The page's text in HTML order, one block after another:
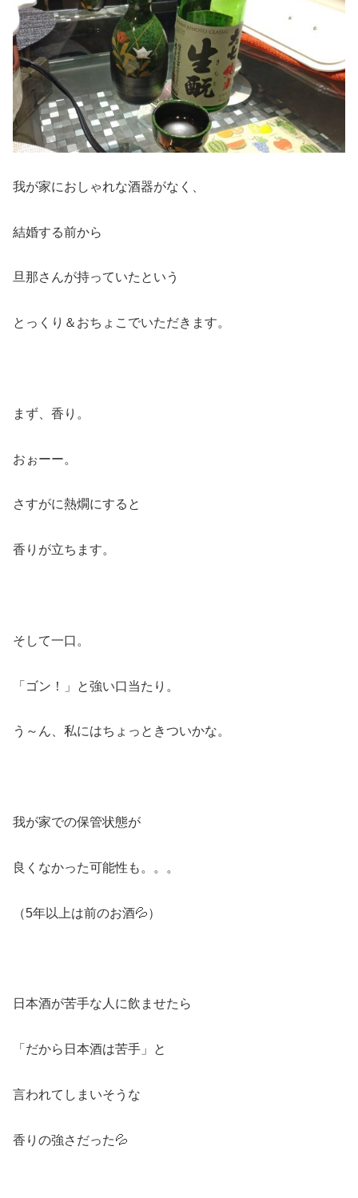
我が家におしゃれな酒器がなく、
結婚する前から
旦那さんが持っていたという
とっくり＆おちょこでいただきます。
まず、香り。
おぉーー。
さすがに熱燗にすると
香りが立ちます。
そして一口。
「ゴン！」と強い口当たり。
う～ん、私にはちょっときついかな。
我が家での保管状態が
良くなかった可能性も。。。
（5年以上は前のお酒💦）
日本酒が苦手な人に飲ませたら
「だから日本酒は苦手」と
言われてしまいそうな
香りの強さだった💦